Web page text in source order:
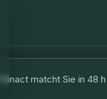
Kinact matcht Sie in 48